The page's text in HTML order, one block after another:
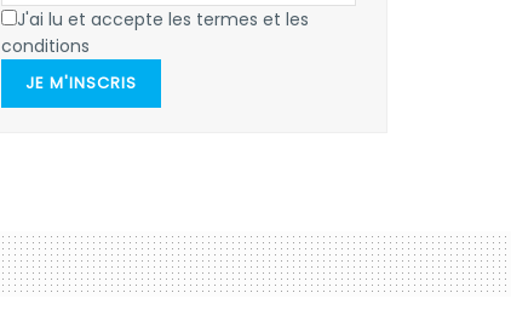
J'ai lu et accepte les termes et les
conditions
JE M'INSCRIS